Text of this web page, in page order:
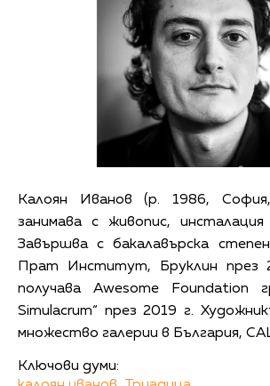
Калоян Иванов (р. 1986,
занимава с живопис,
Завършва с бакалавърска
Прат Институт, Бруклин през
получава Awesome Foundation
Simulacrum“ през 2019 г.
множество галерии в България,
Ключови думи: